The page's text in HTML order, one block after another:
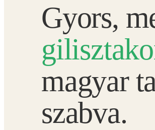
Gyors,
magyar
szabva.